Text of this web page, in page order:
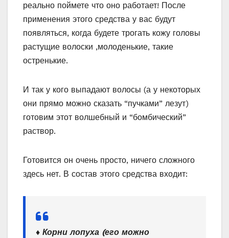
реально поймете что оно работает! После
применения этого средства у вас будут
появляться, когда будете трогать кожу головы
растущие волоски ,молоденькие, такие
остренькие.
И так у кого выпадают волосы (а у некоторых
они прямо можно сказать “пучками” лезут)
готовим этот волшебный и “бомбический”
раствор.
Готовится он очень просто, ничего сложного
здесь нет. В состав этого средства входит:
♦ Корни лопуха (его можно